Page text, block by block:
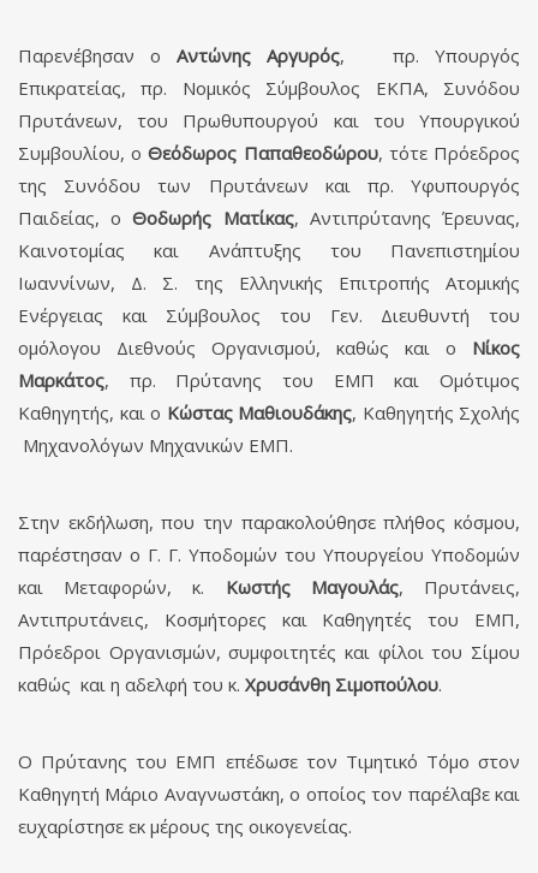
Παρενέβησαν οΑντώνης Αργυρός, πρ. Υπουργός
Επικρατείας, πρ. Νομικός Σύμβουλος ΕΚΠΑ, Συνόδου
Πρυτάνεων, του Πρωθυπουργού και του Υπουργικού
Συμβουλίου, οΘεόδωρος Παπαθεοδώρου, τότε Πρόεδρος
της Συνόδου των Πρυτάνεων και πρ. Υφυπουργός
Παιδείας, οΘοδωρής Ματίκας, Αντιπρύτανης Έρευνας,
Καινοτομίας και Ανάπτυξης του Πανεπιστημίου
Ιωαννίνων, Δ. Σ. της Ελληνικής Επιτροπής Ατομικής
Ενέργειας και Σύμβουλος του Γεν. Διευθυντή του
ομόλογου Διεθνούς Οργανισμού, καθώς και ο Νίκος
Μαρκάτος, πρ. Πρύτανης του ΕΜΠ και Ομότιμος
Καθηγητής, και ο Κώστας Μαθιουδάκης, Καθηγητής Σχολής
Μηχανολόγων Μηχανικών ΕΜΠ.
Στην εκδήλωση, που την παρακολούθησε πλήθος κόσμου,
παρέστησαν ο Γ. Γ. Υποδομών του Υπουργείου Υποδομών
και Μεταφορών, κ. Κωστής Μαγουλάς, Πρυτάνεις,
Αντιπρυτάνεις, Κοσμήτορες και Καθηγητές του ΕΜΠ,
Πρόεδροι Οργανισμών, συμφοιτητές και φίλοι του Σίμου
καθώς και η αδελφή του κ. Χρυσάνθη Σιμοπούλου.
Ο Πρύτανης του ΕΜΠ επέδωσε τον Τιμητικό Τόμο στον
Καθηγητή Μάριο Αναγνωστάκη, ο οποίος τον παρέλαβε και
ευχαρίστησε εκ μέρους της οικογενείας.